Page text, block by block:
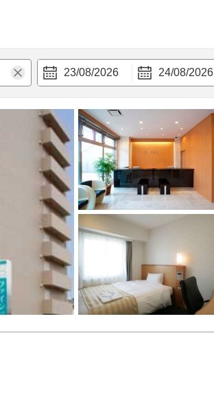
23/08/2026 24/08/2026